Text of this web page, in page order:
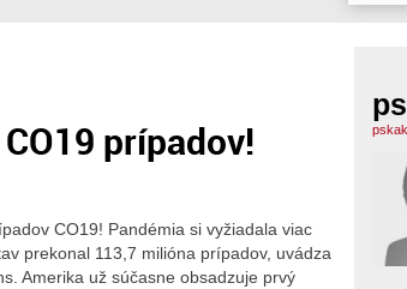
prípadov!
CO19! Pandémia si vyžiadala viac
prekonal 113,7 milióna prípadov, uvádza
Amerika už súčasne obsadzuje prvý